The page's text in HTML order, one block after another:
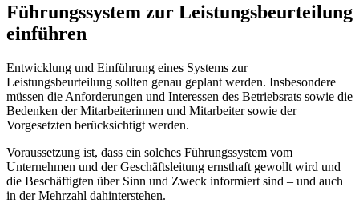
Führungssystem zur Leistungsbeurteilung
einführen
Entwicklung und Einführung eines Systems zur
Leistungsbeurteilung sollten genau geplant werden. Insbesondere
müssen die Anforderungen und Interessen des Betriebsrats sowie die
Bedenken der Mitarbeiterinnen und Mitarbeiter sowie der
Vorgesetzten berücksichtigt werden.
Voraussetzung ist, dass ein solches Führungssystem vom
Unternehmen und der Geschäftsleitung ernsthaft gewollt wird und
die Beschäftigten über Sinn und Zweck informiert sind – und auch
in der Mehrzahl dahinterstehen.